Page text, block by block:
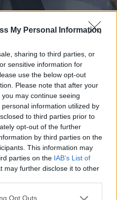
My Personal Information
sharing to third parties, or
sensitive information for
use the below opt-out
Please note that after your
may continue seeing
information utilized by
to third parties prior to
opt-out of the further
by third parties on the
This information may
parties on the IAB’s List of
may further disclose it to other
uses one or more Google
Opt Outs